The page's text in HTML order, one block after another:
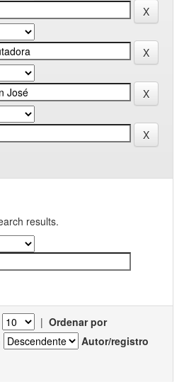
results.
| Ordenar por
Autor/registro